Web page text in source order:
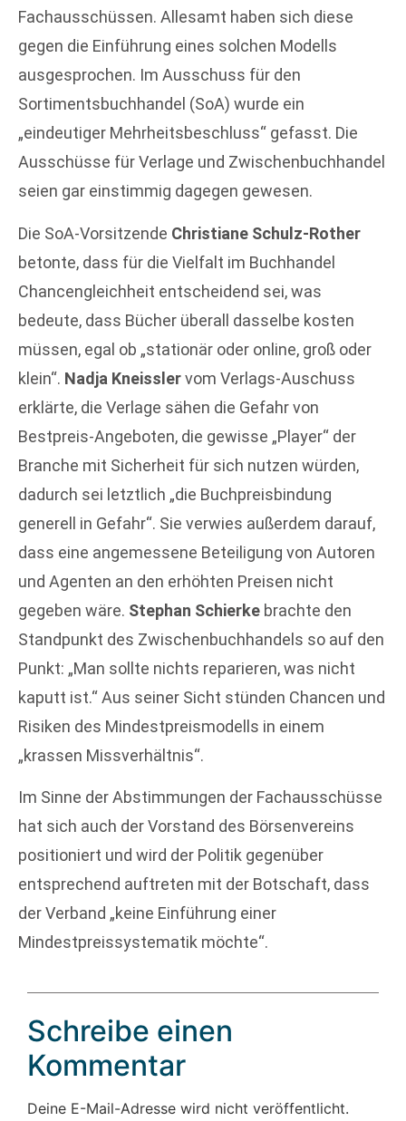
Fachausschüssen. Allesamt haben sich diese
gegen die Einführung eines solchen Modells
ausgesprochen. Im Ausschuss für den
Sortimentsbuchhandel (SoA) wurde ein
„eindeutiger Mehrheitsbeschluss“ gefasst. Die
Ausschüsse für Verlage und Zwischenbuchhandel
seien gar einstimmig dagegen gewesen.
Die SoA-Vorsitzende Christiane Schulz-Rother
betonte, dass für die Vielfalt im Buchhandel
Chancengleichheit entscheidend sei, was
bedeute, dass Bücher überall dasselbe kosten
müssen, egal ob „stationär oder online, groß oder
klein“. Nadja Kneisslervom Verlags-Auschuss
erklärte, die Verlage sähen die Gefahr von
Bestpreis-Angeboten, die gewisse „Player“ der
Branche mit Sicherheit für sich nutzen würden,
dadurch sei letztlich „die Buchpreisbindung
generell in Gefahr“. Sie verwies außerdem darauf,
dass eine angemessene Beteiligung von Autoren
und Agenten an den erhöhten Preisen nicht
gegeben wäre. Stephan Schierke brachte den
Standpunkt des Zwischenbuchhandels so auf den
Punkt: „Man sollte nichts reparieren, was nicht
kaputt ist.“ Aus seiner Sicht stünden Chancen und
Risiken des Mindestpreismodells in einem
„krassen Missverhältnis“.
Im Sinne der Abstimmungen der Fachausschüsse
hat sich auch der Vorstand des Börsenvereins
positioniert und wird der Politik gegenüber
entsprechend auftreten mit der Botschaft, dass
der Verband „keine Einführung einer
Mindestpreissystematik möchte“.
Schreibe einen
Kommentar
Deine E-Mail-Adresse wird nicht veröffentlicht.